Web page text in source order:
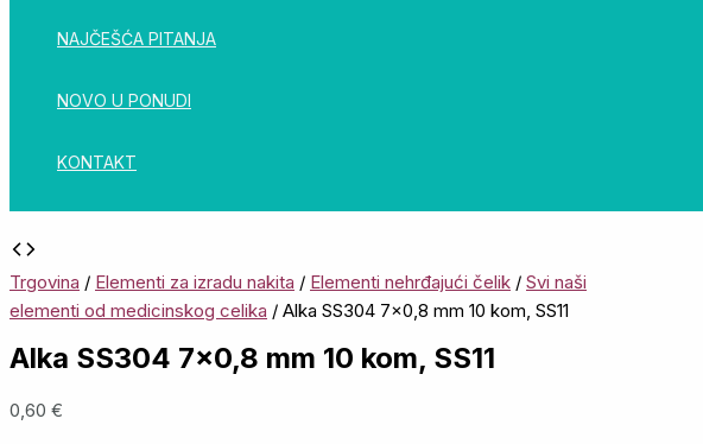
NAJČEŠĆA PITANJA
NOVO U PONUDI
KONTAKT
Trgovina / Elementi za izradu nakita / Elementi nehrđajući čelik / Svi naši
elementi od medicinskog celika / Alka SS304 7×0,8 mm 10 kom, SS11
Alka SS304 7×0,8 mm 10 kom, SS11
0,60 €